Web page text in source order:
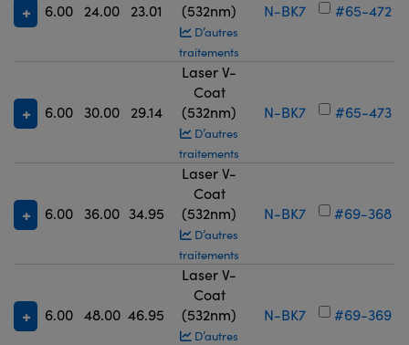
6.00 24.00 23.01 (532nm)
D’autres
traitements
N-BK7 #65-472
6.00 30.00 29.14
Laser V-
Coat
(532nm)
D’autres
traitements
N-BK7 #65-473
6.00 36.00 34.95
Laser V-
Coat
(532nm)
D’autres
traitements
N-BK7 #69-368
6.00 48.00 46.95
Laser V-
Coat
(532nm)
D’autres
N-BK7 #69-369